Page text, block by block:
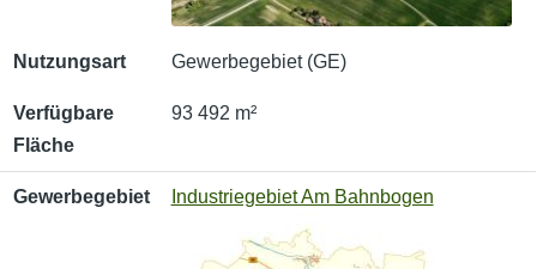
Nutzungsart Gewerbegebiet (GE)
Verfügbare
Fläche
93 492 m²
Gewerbegebiet Industriegebiet Am Bahnbogen